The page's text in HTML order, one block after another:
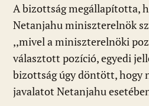
A bizottság megállapította,
Netanjahu miniszterelnök
,,mivel a miniszterelnöki
választott pozíció, egyedi
bizottság úgy döntött, hogy
javalatot Netanjahu